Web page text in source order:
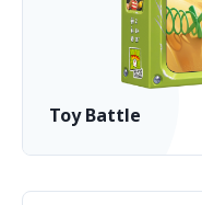
Toy Battle